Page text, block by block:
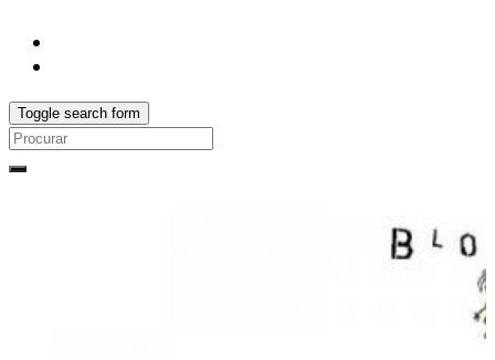
Toggle search form
Search